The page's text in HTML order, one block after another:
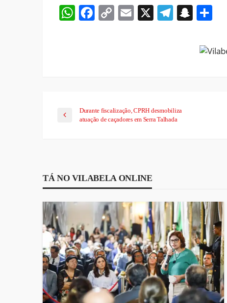
WhatsApp
Facebook
CopyEmail
X
Durante fiscalização, CPRH desmobiliza
atuação de caçadores em Serra Talhada
TÁ NO VILABELA ONLINE